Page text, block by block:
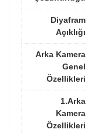
Diyafram
Açıklığı
Arka Kamera
Genel
Özellikleri
1.Arka
Kamera
Özellikleri